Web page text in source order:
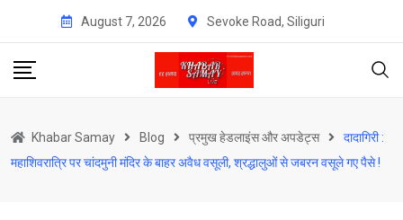
content
August 7, 2026 Sevoke Road, Siliguri
Khabar Samay Blog प्रमुख हेडलाइंस और अपडेट्स
दादागिरी :
महाशिवरात्रि पर चांदमुनी मंदिर के बाहर अवैध वसूली, श्रद्धालुओं से जबरन वसूले गए पैसे !